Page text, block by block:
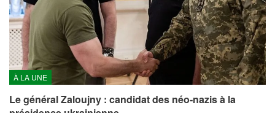
À LA UNE
Le général Zaloujny : candidat des néo-nazis à la